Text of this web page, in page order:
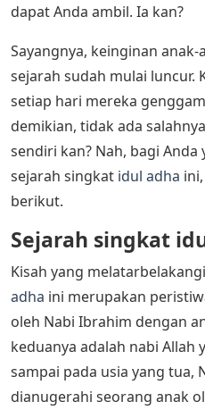
dapat Anda ambil. Ia kan?
Sayangnya, keinginan
sejarah sudah mulai luncur.
setiap hari mereka
demikian, tidak ada
sendiri kan? Nah, bagi
sejarah singkat idul adha
berikut.
Sejarah singkat
Kisah yang
adha ini merupakan
oleh Nabi Ibrahim dengan
keduanya adalah nabi Allah
sampai pada usia yang tua,
dianugerahi seorang anak